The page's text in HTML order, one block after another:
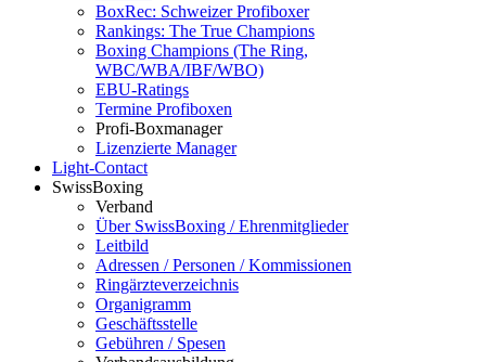
BoxRec: Schweizer Profiboxer
Rankings: The True Champions
Boxing Champions (The Ring,
WBC/WBA/IBF/WBO)
EBU-Ratings
Termine Profiboxen
Profi-Boxmanager
Lizenzierte Manager
Light-Contact
SwissBoxing
Verband
Über SwissBoxing / Ehrenmitglieder
Leitbild
Adressen / Personen / Kommissionen
Ringärzteverzeichnis
Organigramm
Geschäftsstelle
Gebühren / Spesen